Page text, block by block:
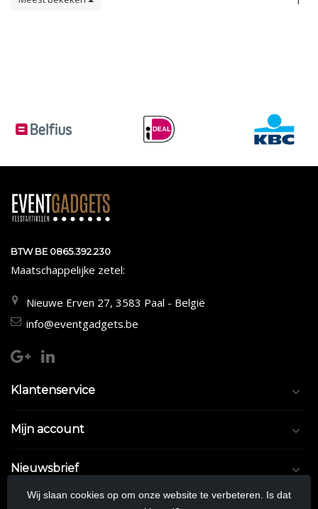
BTW BE 0865.392.230
Maatschappelijke zetel:
Nieuwe Erven 27, 3583 Paal - België
info@eventgadgets.be
Klantenservice
Mijn account
Nieuwsbrief
Wij slaan cookies op om onze website te verbeteren. Is dat